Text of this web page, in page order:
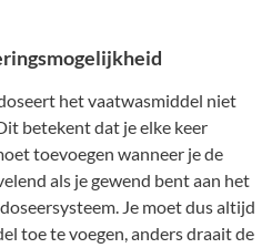
het vaatwasmiddel niet
betekent dat je elke keer
toevoegen wanneer je de
als je gewend bent aan het
Je moet dus altijd
toe te voegen, anders draait de